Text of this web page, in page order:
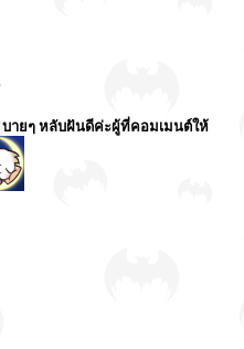
บายๆ หลับฝันดีค่ะผู้ที่คอมเมนต์ให้